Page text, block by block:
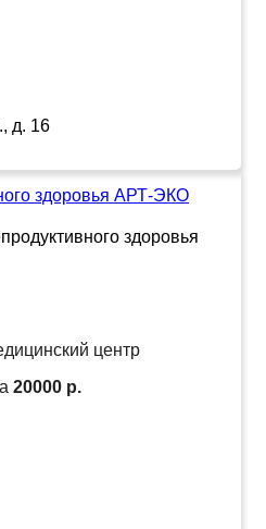
д. 16
здоровья АРТ-ЭКО
центр
20000 р.